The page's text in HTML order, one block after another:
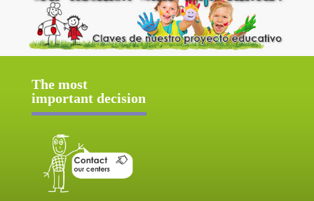
The most
important decision